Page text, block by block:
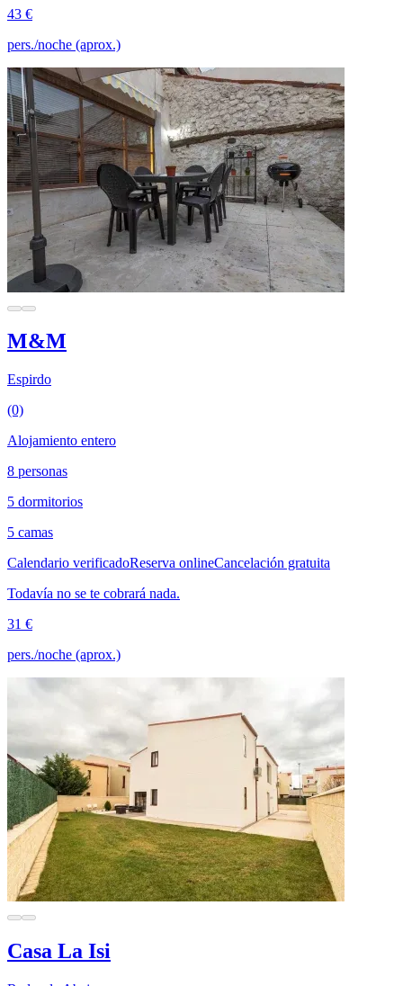
43 €
pers./noche (aprox.)
M&M
Espirdo
(0)
Alojamiento entero
8 personas
5 dormitorios
5 camas
Calendario verificadoReserva onlineCancelación gratuita
Todavía no se te cobrará nada.
31 €
pers./noche (aprox.)
Casa La Isi